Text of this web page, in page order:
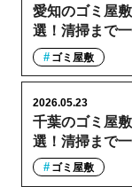
愛知のゴミ屋
選！清掃まで
ゴミ屋敷
千葉のゴミ屋
選！清掃まで
2026.05.23
ゴミ屋敷